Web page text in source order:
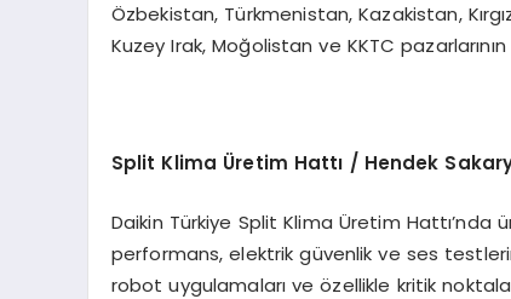
Özbekistan, Türkmenistan, Kazakistan,
Kuzey Irak, Moğolistan ve KKTC
Split Klima Üretim Hattı / Hendek
Daikin Türkiye Split Klima Üretim Hattı’nda
performans, elektrik güvenlik ve ses
robot uygulamaları ve özellikle kritik